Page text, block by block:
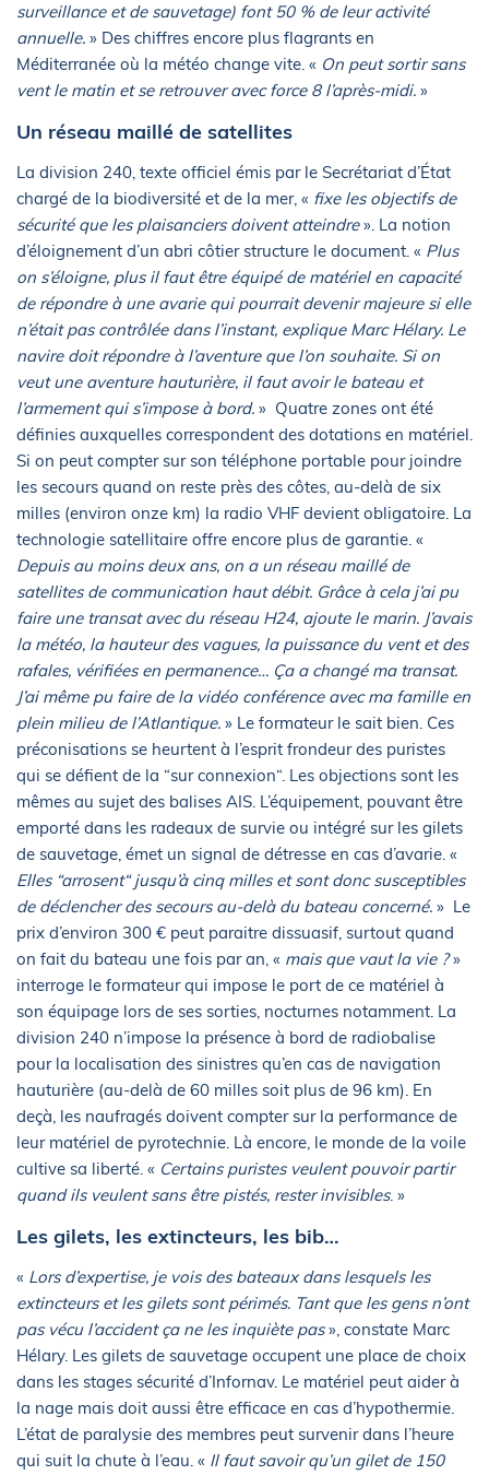
surveillance et de sauvetage) font 50 % de leur activité
annuelle. » Des chiffres encore plus flagrants en
Méditerranée où la météo change vite. « On peut sortir sans
vent le matin et se retrouver avec force 8 l’après-midi. »
Un réseau maillé de satellites
La division 240, texte officiel émis par le Secrétariat d’État
chargé de la biodiversité et de la mer, « fixe les objectifs de
sécurité que les plaisanciers doivent atteindre». La notion
d’éloignement d’un abri côtier structure le document. « Plus
on s’éloigne, plus il faut être équipé de matériel en capacité
de répondre à une avarie qui pourrait devenir majeure si elle
n’était pas contrôlée dans l’instant, explique Marc Hélary. Le
navire doit répondre à l’aventure que l’on souhaite. Si on
veut une aventure hauturière, il faut avoir le bateau et
l’armement qui s’impose à bord. » Quatre zones ont été
définies auxquelles correspondent des dotations en matériel.
Si on peut compter sur son téléphone portable pour joindre
les secours quand on reste près des côtes, au-delà de six
milles (environ onze km) la radio VHF devient obligatoire. La
technologie satellitaire offre encore plus de garantie. «
Depuis au moins deux ans, on a un réseau maillé de
satellites de communication haut débit. Grâce à cela j’ai pu
faire une transat avec du réseau H24, ajoute le marin. J’avais
la météo, la hauteur des vagues, la puissance du vent et des
rafales, vérifiées en permanence… Ça a changé ma transat.
J’ai même pu faire de la vidéo conférence avec ma famille en
plein milieu de l’Atlantique. » Le formateur le sait bien. Ces
préconisations se heurtent à l’esprit frondeur des puristes
qui se défient de la “sur connexion“. Les objections sont les
mêmes au sujet des balises AIS. L’équipement, pouvant être
emporté dans les radeaux de survie ou intégré sur les gilets
de sauvetage, émet un signal de détresse en cas d’avarie. «
Elles “arrosent“ jusqu’à cinq milles et sont donc susceptibles
de déclencher des secours au-delà du bateau concerné. » Le
prix d’environ 300 € peut paraitre dissuasif, surtout quand
on fait du bateau une fois par an, « mais que vaut la vie ?»
interroge le formateur qui impose le port de ce matériel à
son équipage lors de ses sorties, nocturnes notamment. La
division 240 n’impose la présence à bord de radiobalise
pour la localisation des sinistres qu’en cas de navigation
hauturière (au-delà de 60 milles soit plus de 96 km). En
deçà, les naufragés doivent compter sur la performance de
leur matériel de pyrotechnie. Là encore, le monde de la voile
cultive sa liberté. « Certains puristes veulent pouvoir partir
quand ils veulent sans être pistés, rester invisibles. »
Les gilets, les extincteurs, les bib…
« Lors d’expertise, je vois des bateaux dans lesquels les
extincteurs et les gilets sont périmés. Tant que les gens n’ont
pas vécu l’accident ça ne les inquiète pas», constate Marc
Hélary. Les gilets de sauvetage occupent une place de choix
dans les stages sécurité d’Infornav. Le matériel peut aider à
la nage mais doit aussi être efficace en cas d’hypothermie.
L’état de paralysie des membres peut survenir dans l’heure
qui suit la chute à l’eau. « Il faut savoir qu’un gilet de 150